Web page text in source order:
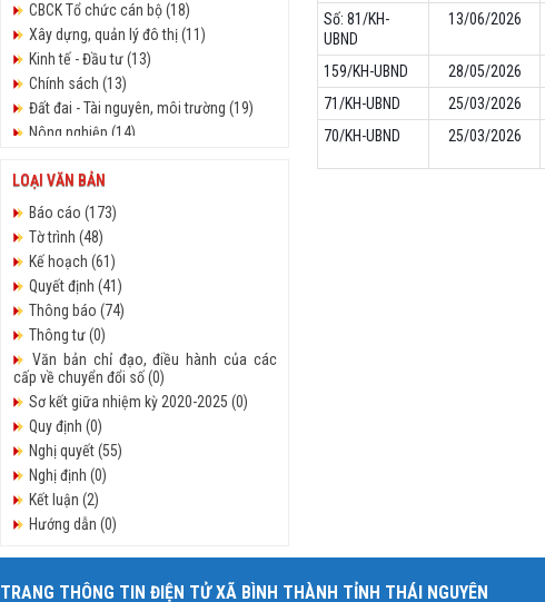
CBCK Tổ chức cán bộ (18)
Xây dựng, quản lý đô thị (11)
Kinh tế - Đầu tư (13)
Chính sách (13)
Đất đai - Tài nguyên, môi trường (19)
Nông nghiệp (14)
Nội vụ (61)
An ninh - Quốc phòng (17)
Văn hóa - xã hội (61)
Tiếp công dân (65)
Y tế - Giáo dục (15)
Chuyển đổi số (32)
Nông thôn mới (12)
Pháp Luật (16)
Cải cách hành chính (16)
Hội đồng nhân dân (252)
Giao thông vận tải (15)
Kinh tế - xã hội (155)
Tư pháp - Hộ tịch (15)
Văn hóa - Lao động TB & XH (13)
LOẠI VĂN BẢN
Báo cáo (173)
Tờ trình (48)
Kế hoạch (61)
Quyết định (41)
Thông báo (74)
Thông tư (0)
Văn bản chỉ đạo, điều hành của các
cấp về chuyển đổi số (0)
Sơ kết giữa nhiệm kỳ 2020-2025 (0)
Quy định (0)
Nghị quyết (55)
Nghị định (0)
Kết luận (2)
Hướng dẫn (0)
Công văn (236)
Số: 81/KH-
UBND
13/06/2026
159/KH-UBND 28/05/2026
71/KH-UBND 25/03/2026
70/KH-UBND 25/03/2026
TRANG THÔNG TIN ĐIỆN TỬ XÃ BÌNH THÀNH TỈNH THÁI NGUYÊN